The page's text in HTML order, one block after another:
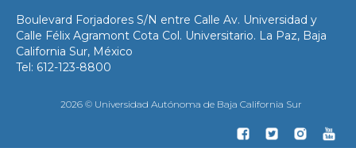
Boulevard Forjadores S/N entre Calle Av. Universidad y
Calle Félix Agramont Cota Col. Universitario. La Paz, Baja
California Sur, México
Tel: 612-123-8800
2026 © Universidad Autónoma de Baja California Sur